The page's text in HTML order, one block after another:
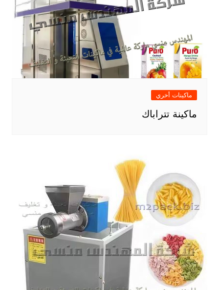
ماكينات أخري
ماكينة تتراباك